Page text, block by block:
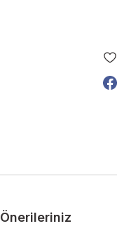
Önerileriniz